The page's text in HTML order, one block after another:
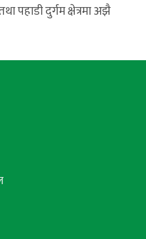
पहाडी दुर्गम क्षेत्रमा अझै